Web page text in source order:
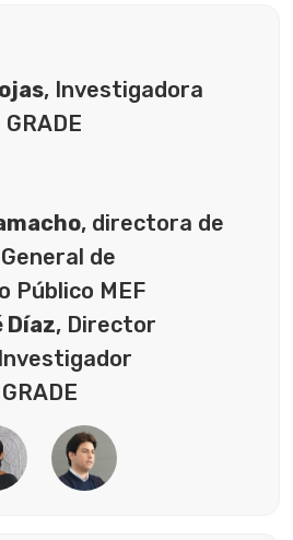
, Investigadora
, directora de
de
Público MEF
Díaz, Director